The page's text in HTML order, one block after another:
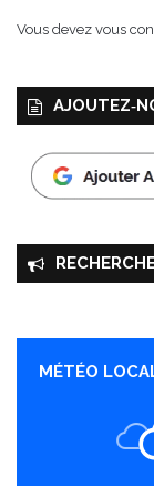
Vous devez vous
MÉTÉO